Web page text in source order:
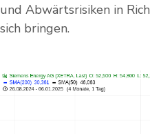
und Abwärtsrisiken in
sich bringen.